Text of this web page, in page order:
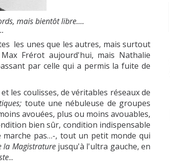
mais bientôt libre....
les unes que les autres, mais surtout
Frérot aujourd'hui, mais Nathalie
par celle qui a permis la fuite de
les coulisses, de véritables réseaux de
toute une nébuleuse de groupes
avouées, plus ou moins avouables,
bien sûr, condition indispensable
marche pas…-, tout un petit monde qui
la Magistraturejusqu'à l'ultra gauche, en
...